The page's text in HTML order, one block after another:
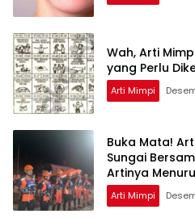
Wah, Arti
yang Perlu
Arti Mimpi
Buka Mata!
Sungai
Artinya
Arti Mimpi